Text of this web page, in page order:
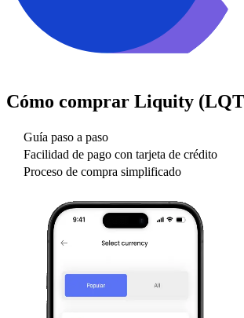
Cómo comprar Liquity
Guía paso a paso
Facilidad de pago con tarjeta de crédito
Proceso de compra simplificado